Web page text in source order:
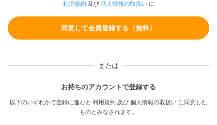
利用規約及び 個人情報の取扱いに
または
お持ちのアカウントで登録する
以下のいずれかで登録に進むと 利用規約 及び 個人情報の取扱い に同意した
ものとみなされます。